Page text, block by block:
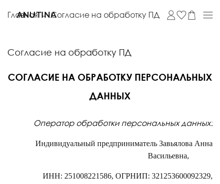
ANUTINA
Главная Согласие на обработку ПД
Согласие на обработку ПД
СОГЛАСИЕ НА ОБРАБОТКУ ПЕРСОНАЛЬНЫХ
ДАННЫХ
Оператор обработки персональных данных:
Индивидуальный предприниматель Завьялова Анна
Васильевна,
ИНН: 251008221586, ОГРНИП: 321253600092329,